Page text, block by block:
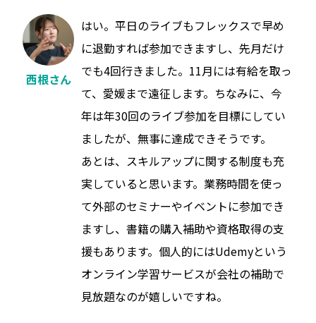
西根さん
はい。平日のライブもフレックスで早め
に退勤すれば参加できますし、先月だけ
でも4回行きました。11月には有給を取っ
て、愛媛まで遠征します。ちなみに、今
年は年30回のライブ参加を目標にしてい
ましたが、無事に達成できそうです。
あとは、スキルアップに関する制度も充
実していると思います。業務時間を使っ
て外部のセミナーやイベントに参加でき
ますし、書籍の購入補助や資格取得の支
援もあります。個人的にはUdemyという
オンライン学習サービスが会社の補助で
見放題なのが嬉しいですね。